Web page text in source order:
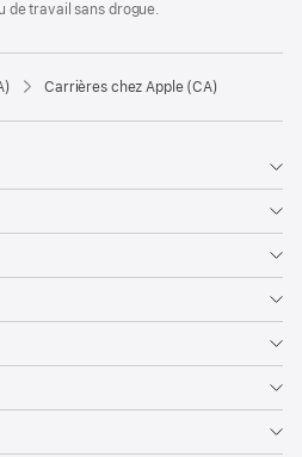
de travail sans drogue.
Carrières chez Apple (CA)